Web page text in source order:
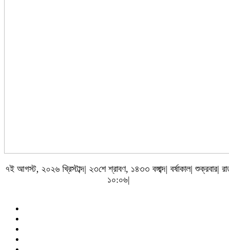
৭ই আগস্ট, ২০২৬ খ্রিস্টাব্দ| ২৩শে শ্রাবণ, ১৪৩৩ বঙ্গাব্দ| বর্ষাকাল| শুক্রবার|
১০:০৬|